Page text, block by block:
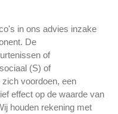
in ons advies inzake
De
of
(S) of
voordoen, een
effect op de waarde van
houden rekening met